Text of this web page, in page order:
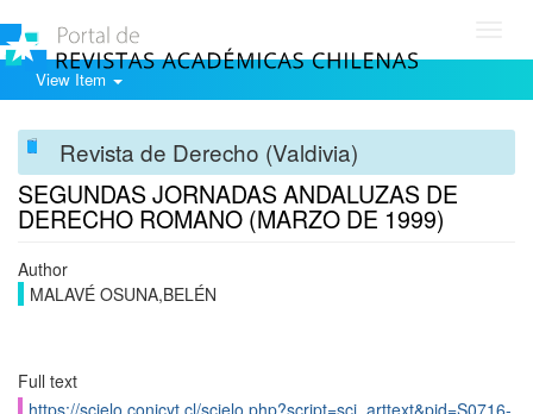
View Item
Revista de Derecho (Valdivia)
SEGUNDAS JORNADAS ANDALUZAS DE
DERECHO ROMANO (MARZO DE 1999)
Author
MALAVÉ OSUNA,BELÉN
Full text
https://scielo.conicyt.cl/scielo.php?script=sci_arttext&pid=S0716-